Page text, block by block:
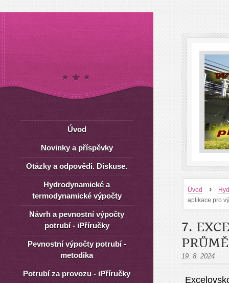
Úvod ›
aplikace pro
7.
19. 8. 2024
Úvod
Novinky a příspěvky
Otázky a odpovědi. Diskuse.
Hydrodynamické a
termodynamické výpočty
Návrh a pevnostní výpočty
potrubí - iPříručky
Pevnostní výpočty potrubí -
metodika
Potrubí za provozu - iPříručky